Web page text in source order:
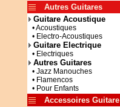
Autres Guitares
Guitare Acoustique
• Acoustiques
• Electro-Acoustiques
Guitare Electrique
• Electriques
Autres Guitares
• Jazz Manouches
• Flamencos
• Pour Enfants
Accessoires Guitare